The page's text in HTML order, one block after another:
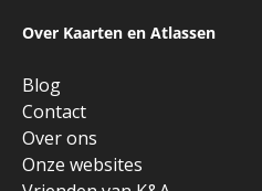
Over Kaarten en Atlassen
Blog
Contact
Over ons
Onze websites